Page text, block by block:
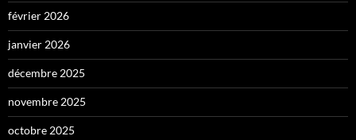
février 2026
janvier 2026
décembre 2025
novembre 2025
octobre 2025